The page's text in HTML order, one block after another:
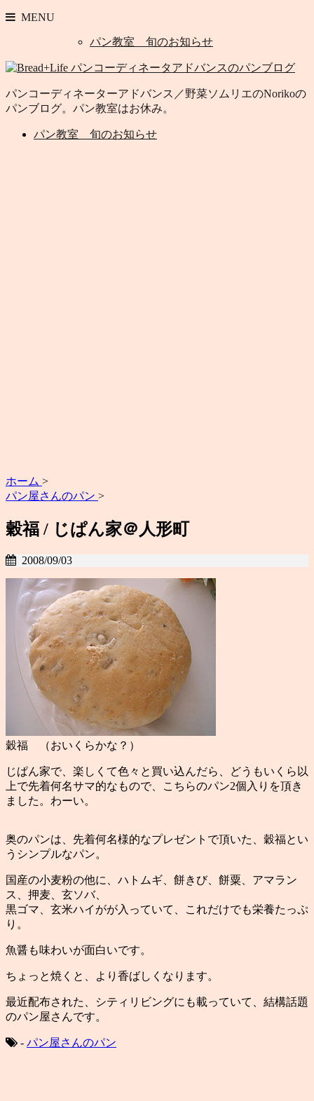
MENU
パン教室 旬のお知らせ
パンコーディネーターアドバンス／野菜ソムリエのNorikoの
パンブログ。パン教室はお休み。
パン教室 旬のお知らせ
ホーム >
パン屋さんのパン >
穀福 / じぱん家＠人形町
2008/09/03
穀福 （おいくらかな？）
じぱん家で、楽しくて色々と買い込んだら、どうもいくら以
上で先着何名サマ的なもので、こちらのパン2個入りを頂き
ました。わーい。
奥のパンは、先着何名様的なプレゼントで頂いた、穀福とい
うシンプルなパン。
国産の小麦粉の他に、ハトムギ、餅きび、餅粟、アマラン
ス、押麦、玄ソバ、
黒ゴマ、玄米ハイがが入っていて、これだけでも栄養たっぷ
り。
魚醤も味わいが面白いです。
ちょっと焼くと、より香ばしくなります。
最近配布された、シティリビングにも載っていて、結構話題
のパン屋さんです。
- パン屋さんのパン